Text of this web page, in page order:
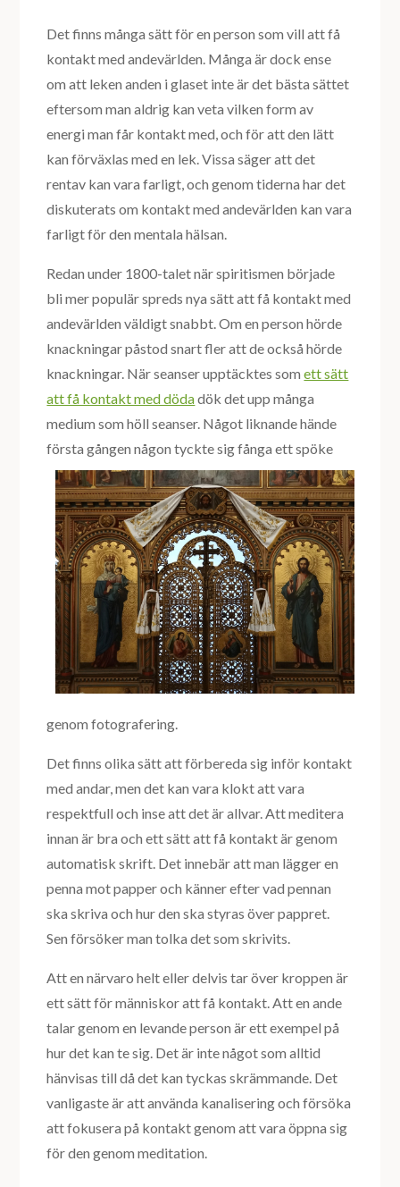
Det finns många sätt för en person som vill att få
kontakt med andevärlden. Många är dock ense
om att leken anden i glaset inte är det bästa sättet
eftersom man aldrig kan veta vilken form av
energi man får kontakt med, och för att den lätt
kan förväxlas med en lek. Vissa säger att det
rentav kan vara farligt, och genom tiderna har det
diskuterats om kontakt med andevärlden kan vara
farligt för den mentala hälsan.
Redan under 1800-talet när spiritismen började
bli mer populär spreds nya sätt att få kontakt med
andevärlden väldigt snabbt. Om en person hörde
knackningar påstod snart fler att de också hörde
knackningar. När seanser upptäcktes somett sätt
att få kontakt med dödadök det upp många
medium som höll seanser. Något liknande hände
första gången någon tyckte sig fånga ett spöke
genom fotografering.
Det finns olika sätt att förbereda sig inför kontakt
med andar, men det kan vara klokt att vara
respektfull och inse att det är allvar. Att meditera
innan är bra och ett sätt att få kontakt är genom
automatisk skrift. Det innebär att man lägger en
penna mot papper och känner efter vad pennan
ska skriva och hur den ska styras över pappret.
Sen försöker man tolka det som skrivits.
Att en närvaro helt eller delvis tar över kroppen är
ett sätt för människor att få kontakt. Att en ande
talar genom en levande person är ett exempel på
hur det kan te sig. Det är inte något som alltid
hänvisas till då det kan tyckas skrämmande. Det
vanligaste är att använda kanalisering och försöka
att fokusera på kontakt genom att vara öppna sig
för den genom meditation.